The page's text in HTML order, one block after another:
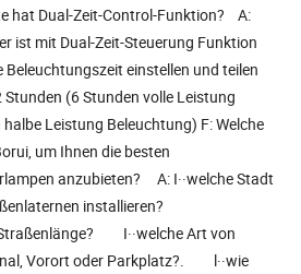
hat Dual-Zeit-Control-Funktion? A:
ist mit Dual-Zeit-Steuerung Funktion
Beleuchtungszeit einstellen und teilen
Stunden (6 Stunden volle Leistung
Leistung Beleuchtung) F: Welche
um Ihnen die besten
anzubieten? A: I··welche Stadt
installieren?
I··welche Art von
Vorort oder Parkplatz?. l··wie